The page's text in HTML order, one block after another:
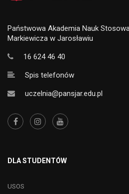
Państwowa Akademia Nauk
Markiewicza w Jarosławiu
16 624 46 40
Spis telefonów
uczelnia@pansjar.edu.pl
DLA STUDENTÓW
USOS